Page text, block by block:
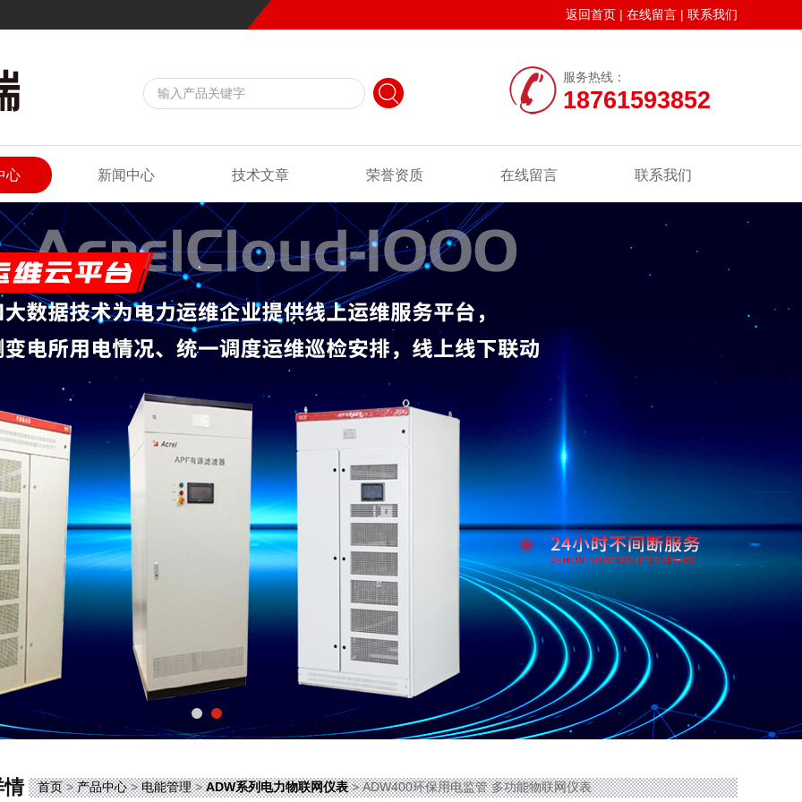
返回首页 | 在线留言 | 联系我们
服务热线：
18761593852
心 新闻中心 技术文章 荣誉资质 在线留言 联系我们
情 首页>产品中心>电能管理>ADW系列电力物联网仪表> ADW400环保用电监管 多功能物联网仪表